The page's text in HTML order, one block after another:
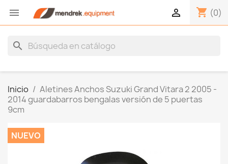
 shopping_cart (0)

search
Inicio
Aletines Anchos Suzuki Grand Vitara 2 2005 -
2014 guardabarros bengalas versión de 5 puertas
9cm
NUEVO